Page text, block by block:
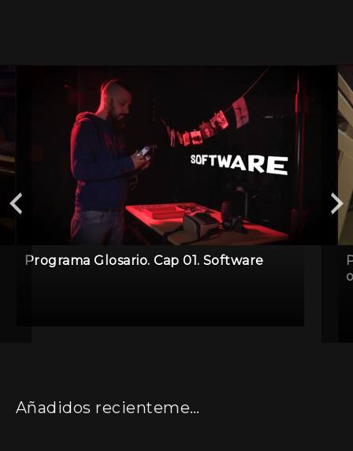
Programa Glosario. Cap 01. Software
Añadidos recientemente